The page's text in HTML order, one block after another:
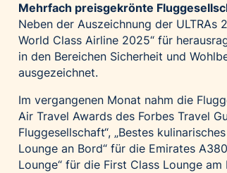
Mehrfach preisgekrönte
Neben der Auszeichnung der
World Class Airline 2025“ für
in den Bereichen Sicherheit und
ausgezeichnet.
Im vergangenen Monat nahm die
Air Travel Awards des Forbes Travel
Fluggesellschaft“, „Bestes
Lounge an Bord“ für die Emirates
Lounge“ für die First Class Lounge